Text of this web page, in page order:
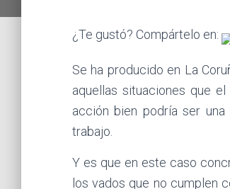
¿Te gustó? Compártelo en:
Se ha producido en La
aquellas situaciones que
acción bien podría ser
trabajo.
Y es que en este caso
los vados que no cumplen